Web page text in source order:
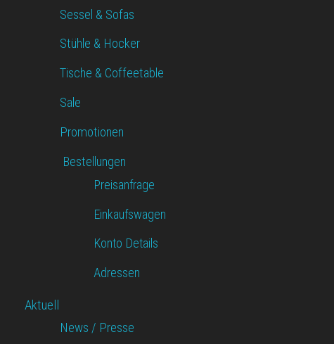
Sessel & Sofas
Stühle & Hocker
Tische & Coffeetable
Sale
Promotionen
Bestellungen
Preisanfrage
Einkaufswagen
Konto Details
Adressen
Aktuell
News / Presse